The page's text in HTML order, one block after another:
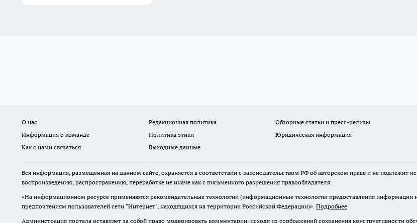
О нас Редакционная политика
Обзорные статьи и пресс-релизы
Информация о команде
Политика этики
Юридическая информация
Как с нами связаться
Выходные данные
Вся информация, размещенная на данном сайте, охраняется в соответствии с законодательством РФ об авторском праве и не
воспроизведению, распространению, переработке не иначе как с письменного разрешения правообладателя.
«На информационном ресурсе применяются рекомендательные технологии (информационные технологии предоставления информации
предпочтениям пользователей сети "Интернет", находящихся на территории Российской Федерации)». Подробнее
Администрация портала оставляет за собой право модерировать комментарии, исходя из соображений сохранения конструктивности